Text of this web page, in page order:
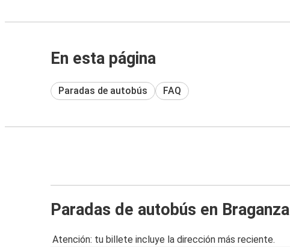
En esta página
Paradas de autobús FAQ
Paradas de autobús en Braganza
Atención: tu billete incluye la dirección más reciente.